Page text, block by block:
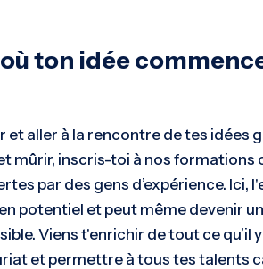
où ton idée
et aller à la rencontre de tes idées
mûrir, inscris-toi à nos formations
par des gens d’expérience. Ici,
potentiel et peut même devenir
Viens t'enrichir de tout ce qu’il
et permettre à tous tes talents